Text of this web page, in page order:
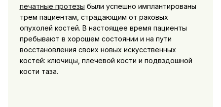
печатные протезы были успешно имплантированы
трем пациентам, страдающим от раковых
опухолей костей. В настоящее время пациенты
пребывают в хорошем состоянии и на пути
восстановления своих новых искусственных
костей: ключицы, плечевой кости и подвздошной
кости таза.